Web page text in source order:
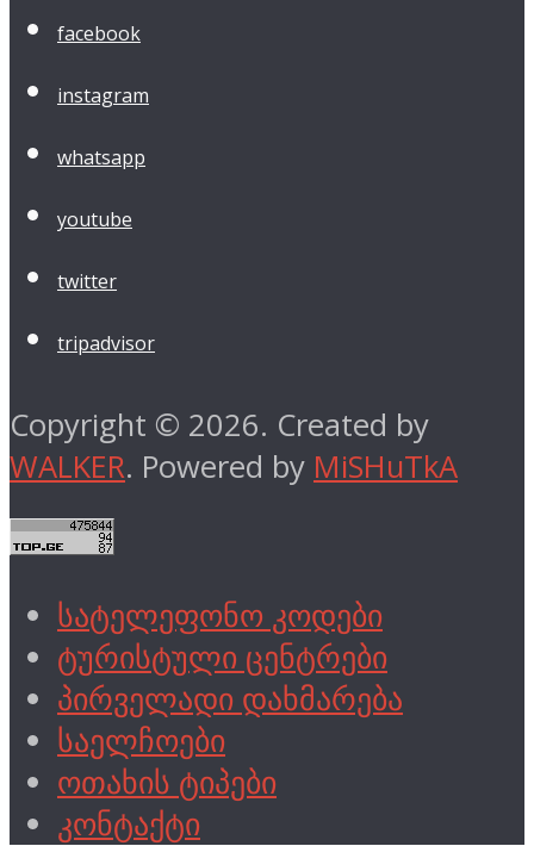
facebook
instagram
whatsapp
youtube
twitter
tripadvisor
Copyright © 2026. Created by
WALKER. Powered by MiSHuTkA
სატელეფონო კოდები
ტურისტული ცენტრები
პირველადი დახმარება
საელჩოები
ოთახის ტიპები
კონტაქტი